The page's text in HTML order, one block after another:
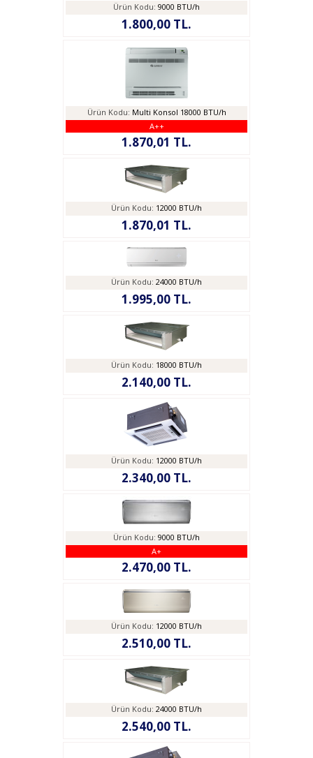
Ürün Kodu: 9000 BTU/h
1.800,00 TL.
Ürün Kodu: Multi Konsol 18000 BTU/h
A++
1.870,01 TL.
Ürün Kodu: 12000 BTU/h
1.870,01 TL.
Ürün Kodu: 24000 BTU/h
1.995,00 TL.
Ürün Kodu: 18000 BTU/h
2.140,00 TL.
Ürün Kodu: 12000 BTU/h
2.340,00 TL.
Ürün Kodu: 9000 BTU/h
A+
2.470,00 TL.
Ürün Kodu: 12000 BTU/h
2.510,00 TL.
Ürün Kodu: 24000 BTU/h
2.540,00 TL.